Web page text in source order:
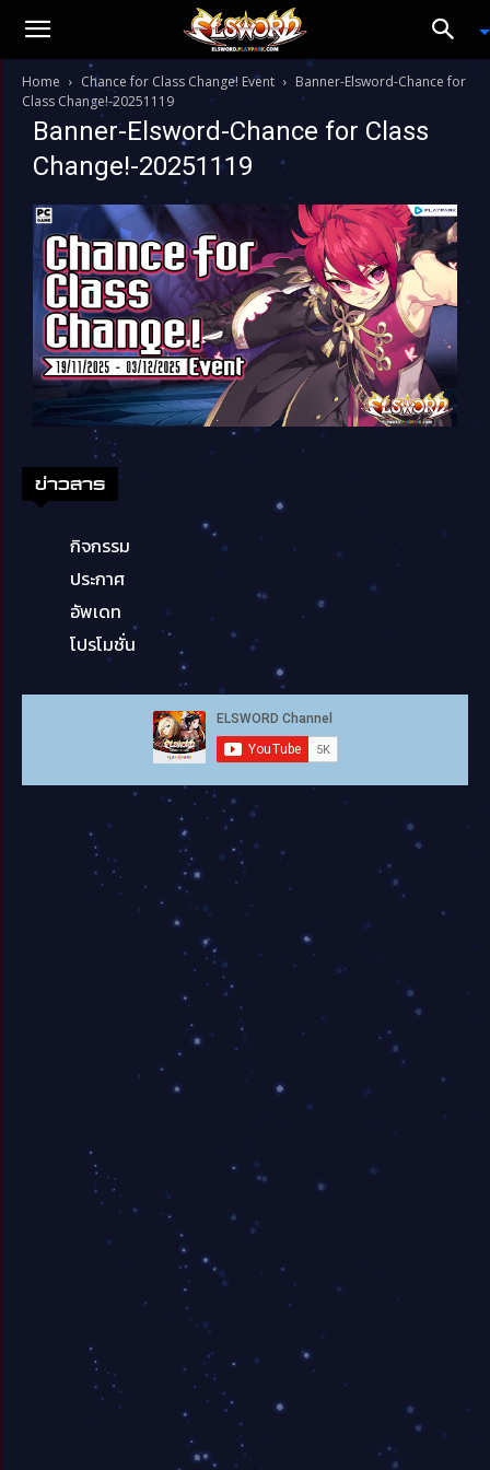
Home Chance for Class Change! Event
Banner-Elsword-Chance for
Class Change!-20251119
Banner-Elsword-Chance for Class
Change!-20251119
ข่าวสาร
กิจกรรม
ประกาศ
อัพเดท
โปรโมชั่น